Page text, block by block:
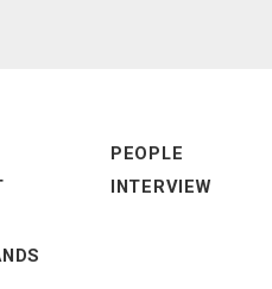
PEOPLE
INTERVIEW